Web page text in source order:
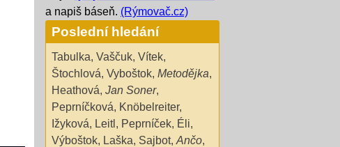
a napiš báseň. (Rýmovač.cz)
Poslední hledání
Tabulka, Vaščuk, Vítek,
Štochlová, Vyboštok, Metodějka,
Heathová, Jan Soner,
Peprníčková, Knöbelreiter,
Ižyková, Leitl , Peprníček, Éli,
Výboštok, Laška, Sajbot, Ančo,